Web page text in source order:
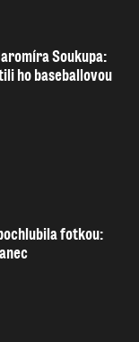
Soukupa:
ho baseballovou
fotkou: